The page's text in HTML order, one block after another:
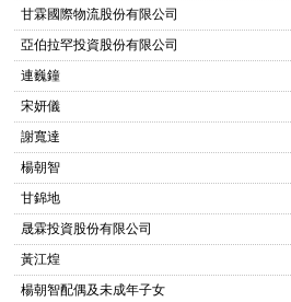
甘霖國際物流股份有限公司
亞伯拉罕投資股份有限公司
連巍鐘
宋妍儀
謝寬達
楊朝智
甘錦地
晟霖投資股份有限公司
黃江煌
楊朝智配偶及未成年子女